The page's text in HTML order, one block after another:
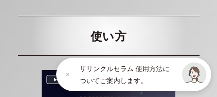
使い方
P
ザリンクルセラム 使用方法に
ついてご案内します。